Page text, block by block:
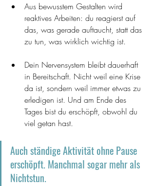
Aus bewusstem Gestalten wird
reaktives Arbeiten: du reagierst auf
das, was gerade auftaucht, statt das
zu tun, was wirklich wichtig ist.
Dein Nervensystem bleibt dauerhaft
in Bereitschaft. Nicht weil eine Krise
da ist, sondern weil immer etwas zu
erledigen ist. Und am Ende des
Tages bist du erschöpft, obwohl du
viel getan hast.
Auch ständige Aktivität ohne Pause
erschöpft. Manchmal sogar mehr als
Nichtstun.